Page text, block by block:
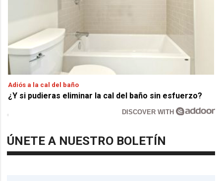
Adiós a la cal del baño
¿Y si pudieras eliminar la cal del baño sin esfuerzo?
DISCOVER WITH
ÚNETE A NUESTRO BOLETÍN